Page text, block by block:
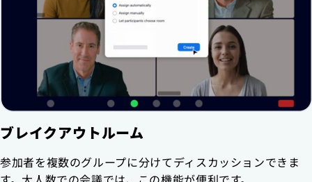
ブレイクアウトルーム
参加者を複数のグループに分けてディスカッションできま